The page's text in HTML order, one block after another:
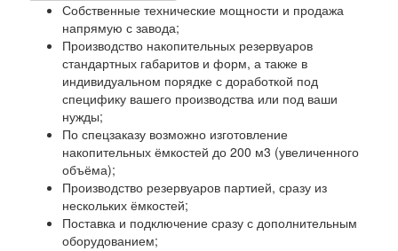
Собственные технические мощности и продажа
напрямую с завода;
Производство накопительных резервуаров
стандартных габаритов и форм, а также в
индивидуальном порядке с доработкой под
специфику вашего производства или под ваши
нужды;
По спецзаказу возможно изготовление
накопительных ёмкостей до 200 м3 (увеличенного
объёма);
Производство резервуаров партией, сразу из
нескольких ёмкостей;
Поставка и подключение сразу с дополнительным
оборудованием;